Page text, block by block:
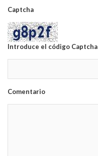
Captcha
Introduce el código Captcha
Comentario